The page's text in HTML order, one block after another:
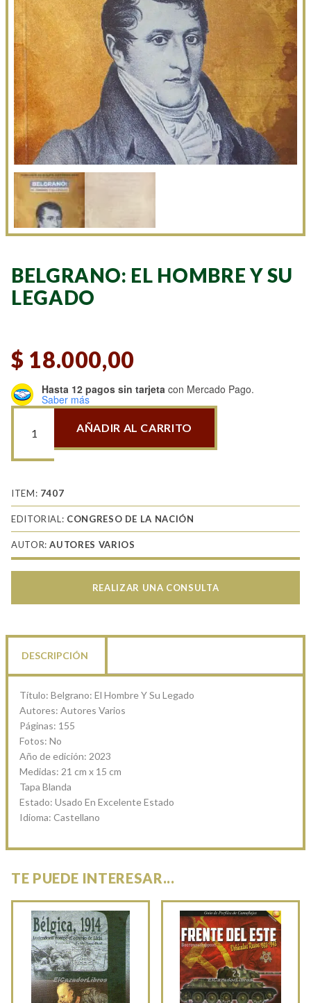
BELGRANO: EL HOMBRE Y SU
LEGADO
$ 18.000,00
Hasta 12 pagos sin tarjeta con Mercado Pago.
Saber más
Belgrano:
El
Y
Su
cantidad
AÑADIR AL CARRITO
ITEM: 7407
EDITORIAL: CONGRESO DE LA NACIÓN
AUTOR:AUTORES VARIOS
REALIZAR UNA CONSULTA
DESCRIPCIÓN
Título: Belgrano: El Hombre Y Su Legado
Autores: Autores Varios
Páginas: 155
Fotos: No
Año de edición: 2023
Medidas: 21 cm x 15 cm
Tapa Blanda
Estado: Usado En Excelente Estado
Idioma: Castellano
TE PUEDE INTERESAR...